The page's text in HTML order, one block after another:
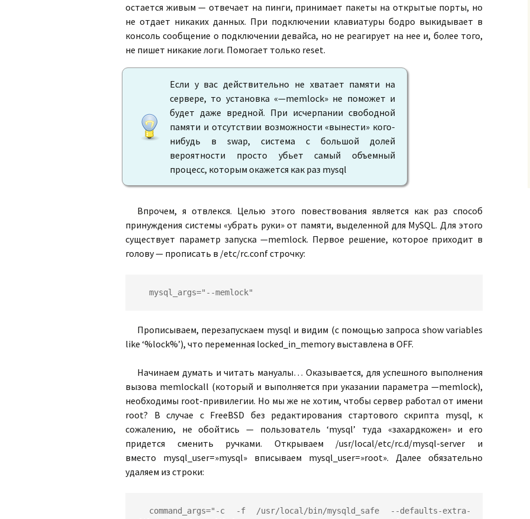
остается живым — отвечает на пинги, принимает пакеты на открытые порты, но
не отдает никаких данных. При подключении клавиатуры бодро выкидывает в
консоль сообщение о подключении девайса, но не реагирует на нее и, более того,
не пишет никакие логи. Помогает только reset.
Если у вас действительно не хватает памяти на
сервере, то установка «—memlock» не поможет и
будет даже вредной. При исчерпании свободной
памяти и отсутствии возможности «вынести» кого-
нибудь в swap, система с большой долей
вероятности просто убьет самый объемный
процесс, которым окажется как раз mysql
Впрочем, я отвлекся. Целью этого повествования является как раз способ
принуждения системы «убрать руки» от памяти, выделенной для MySQL. Для этого
существует параметр запуска —memlock. Первое решение, которое приходит в
голову — прописать в /etc/rc.conf строчку:
mysql_args="--memlock"
Прописываем, перезапускаем mysql и видим (с помощью запроса show variables
like ‘%lock%’), что переменная locked_in_memory выставлена в OFF.
Начинаем думать и читать мануалы… Оказывается, для успешного выполнения
вызова memlockall (который и выполняется при указании параметра —memlock),
необходимы root-привилегии. Но мы же не хотим, чтобы сервер работал от имени
root? В случае с FreeBSD без редактирования стартового скрипта mysql, к
сожалению, не обойтись — пользователь ‘mysql’ туда «захардкожен» и его
придется сменить ручками. Открываем /usr/local/etc/rc.d/mysql-server и
вместо mysql_user=»mysql» вписываем mysql_user=»root». Далее обязательно
удаляем из строки:
command_args="-c -f /usr/local/bin/mysqld_safe --defaults-extra-